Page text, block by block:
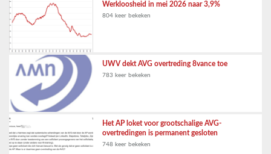
Werkloosheid in mei 2026 naar 3,9%
804 keer bekeken
UWV dekt AVG overtreding 8vance toe
783 keer bekeken
Het AP loket voor grootschalige AVG-
overtredingen is permanent gesloten
748 keer bekeken